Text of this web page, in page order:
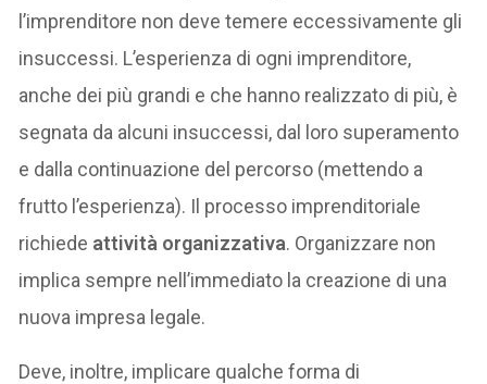
l’imprenditore non deve temere eccessivamente gli
insuccessi. L’esperienza di ogni imprenditore,
anche dei più grandi e che hanno realizzato di più, è
segnata da alcuni insuccessi, dal loro superamento
e dalla continuazione del percorso (mettendo a
frutto l’esperienza). Il processo imprenditoriale
richiede attività organizzativa. Organizzare non
implica sempre nell’immediato la creazione di una
nuova impresa legale.
Deve, inoltre, implicare qualche forma di